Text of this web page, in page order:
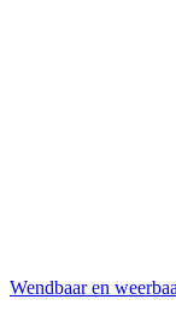
Wendbaar en